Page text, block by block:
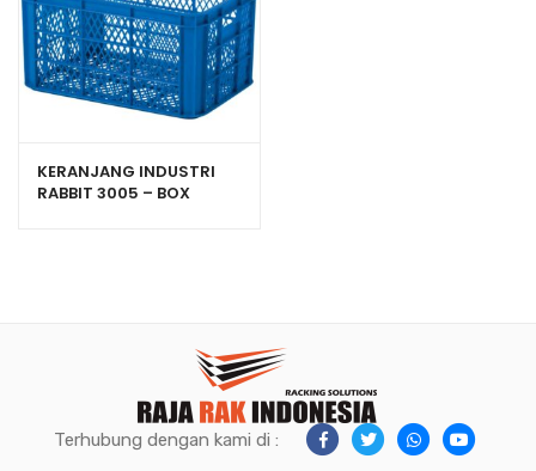
KERANJANG INDUSTRI
RABBIT 3005 – BOX
Terhubung dengan kami di :